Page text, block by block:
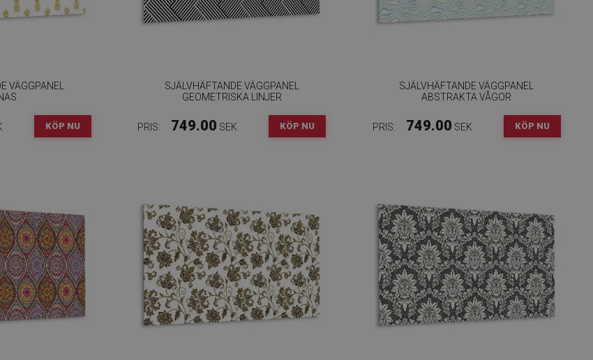
VÄGGPANEL
KÖP NU
SJÄLVHÄFTANDE VÄGGPANEL
GEOMETRISKA LINJER
PRIS: 749.00 SEK KÖP NU
SJÄLVHÄFTANDE VÄGGPANEL
ABSTRAKTA VÅGOR
PRIS: 749.00 SEK KÖP NU